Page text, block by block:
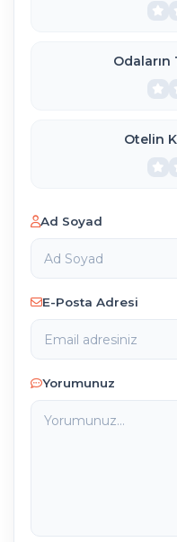
Odaların
Otelin
Ad Soyad
E-Posta Adresi
Yorumunuz